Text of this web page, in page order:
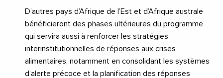
D’autres pays d’Afrique de l’Est et d’Afrique australe
bénéficieront des phases ultérieures du programme
qui servira aussi à renforcer les stratégies
interinstitutionnelles de réponses aux crises
alimentaires, notamment en consolidant les systèmes
d’alerte précoce et la planification des réponses